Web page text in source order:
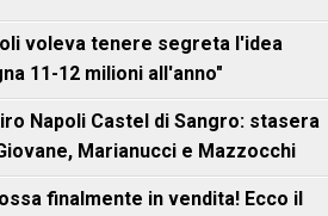
voleva tenere segreta l'idea
11-12 milioni all'anno"
Napoli Castel di Sangro: stasera
Marianucci e Mazzocchi
finalmente in vendita! Ecco il